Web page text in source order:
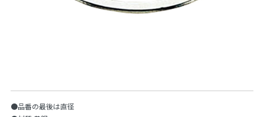
●品番の最後は直径